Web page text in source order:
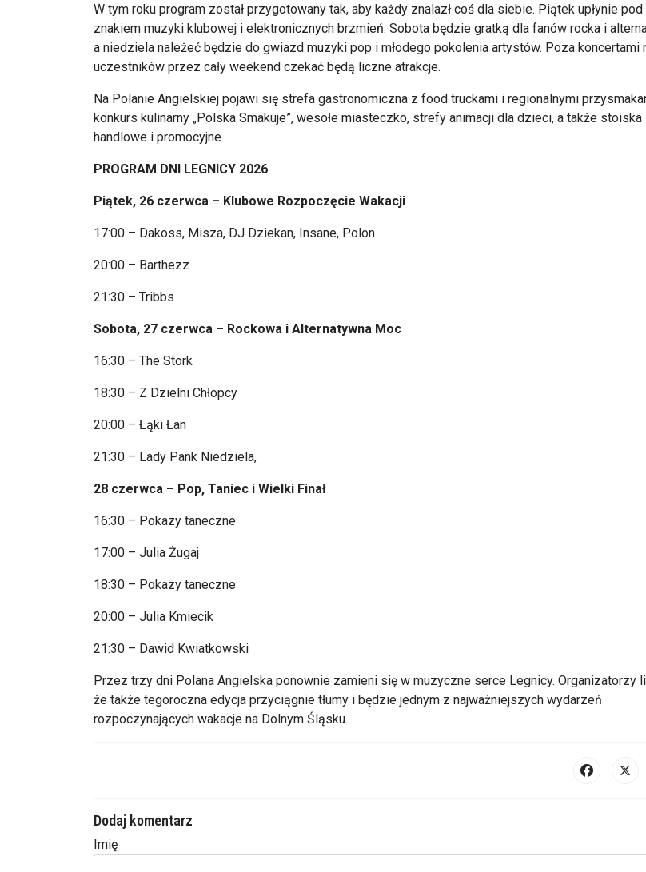
W tym roku program został przygotowany tak, aby każdy znalazł coś dla siebie. Piątek upłynie pod
znakiem muzyki klubowej i elektronicznych brzmień. Sobota będzie gratką dla fanów rocka i
a niedziela należeć będzie do gwiazd muzyki pop i młodego pokolenia artystów. Poza koncertami
uczestników przez cały weekend czekać będą liczne atrakcje.
Na Polanie Angielskiej pojawi się strefa gastronomiczna z food truckami i regionalnymi
konkurs kulinarny „Polska Smakuje”, wesołe miasteczko, strefy animacji dla dzieci, a także stoiska
handlowe i promocyjne.
PROGRAM DNI LEGNICY 2026
Piątek, 26 czerwca – Klubowe Rozpoczęcie Wakacji
17:00 – Dakoss, Misza, DJ Dziekan, Insane, Polon
20:00 – Barthezz
21:30 – Tribbs
Sobota, 27 czerwca – Rockowa i Alternatywna Moc
16:30 – The Stork
18:30 – Z Dzielni Chłopcy
20:00 – Łąki Łan
21:30 – Lady Pank Niedziela,
28 czerwca – Pop, Taniec i Wielki Finał
16:30 – Pokazy taneczne
17:00 – Julia Żugaj
18:30 – Pokazy taneczne
20:00 – Julia Kmiecik
21:30 – Dawid Kwiatkowski
Przez trzy dni Polana Angielska ponownie zamieni się w muzyczne serce Legnicy. Organizatorzy
że także tegoroczna edycja przyciągnie tłumy i będzie jednym z najważniejszych wydarzeń
rozpoczynających wakacje na Dolnym Śląsku.
Dodaj komentarz
Imię